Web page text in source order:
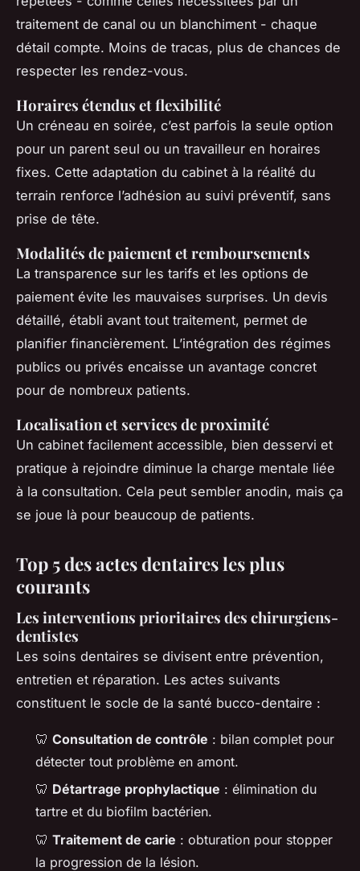
traitement de canal ou un blanchiment - chaque
détail compte. Moins de tracas, plus de chances de
respecter les rendez-vous.
Horaires étendus et flexibilité
Un créneau en soirée, c’est parfois la seule option
pour un parent seul ou un travailleur en horaires
fixes. Cette adaptation du cabinet à la réalité du
terrain renforce l’adhésion au suivi préventif, sans
prise de tête.
Modalités de paiement et remboursements
La transparence sur les tarifs et les options de
paiement évite les mauvaises surprises. Un devis
détaillé, établi avant tout traitement, permet de
planifier financièrement. L’intégration des régimes
publics ou privés encaisse un avantage concret
pour de nombreux patients.
Localisation et services de proximité
Un cabinet facilement accessible, bien desservi et
pratique à rejoindre diminue la charge mentale liée
à la consultation. Cela peut sembler anodin, mais ça
se joue là pour beaucoup de patients.
Top 5 des actes dentaires les plus
courants
Les interventions prioritaires des chirurgiens-
dentistes
Les soins dentaires se divisent entre prévention,
entretien et réparation. Les actes suivants
constituent le socle de la santé bucco-dentaire :
🦷 Consultation de contrôle : bilan complet pour
détecter tout problème en amont.
🦷 Détartrage prophylactique : élimination du
tartre et du biofilm bactérien.
🦷 Traitement de carie : obturation pour stopper
la progression de la lésion.